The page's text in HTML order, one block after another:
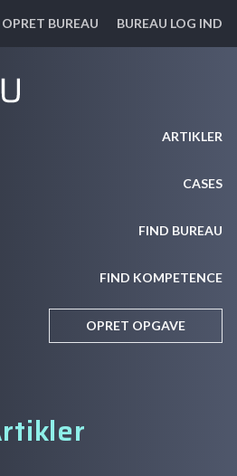
OPRET BUREAU BUREAU LOG IND
ARTIKLER
CASES
FIND BUREAU
FIND KOMPETENCE
OPRET OPGAVE